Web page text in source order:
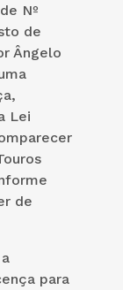
Nº
de
Ângelo
Lei
de
para